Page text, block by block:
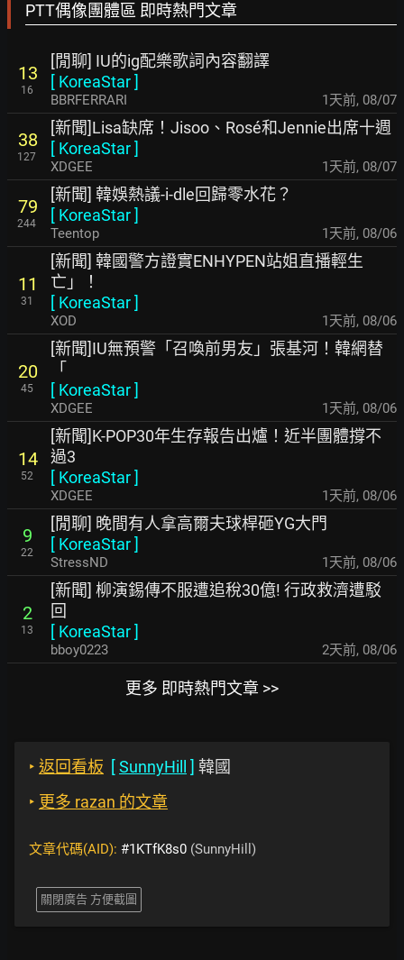
PTT偶像團體區 即時熱門文章
13
16
[閒聊] IU的ig配樂歌詞內容翻譯
[ KoreaStar]
BBRFERRARI 1天前, 08/07
38
127
[新聞]Lisa缺席！Jisoo、Rosé和Jennie出席十週
[ KoreaStar]
XDGEE 1天前, 08/07
79
244
[新聞] 韓娛熱議-i-dle回歸零水花？
[ KoreaStar]
Teentop 1天前, 08/06
11
31
[新聞] 韓國警方證實ENHYPEN站姐直播輕生
亡」！
[ KoreaStar]
XOD 1天前, 08/06
20
45
[新聞]IU無預警「召喚前男友」張基河！韓網替
「
[ KoreaStar]
XDGEE 1天前, 08/06
14
52
[新聞]K-POP30年生存報告出爐！近半團體撐不
過3
[ KoreaStar]
XDGEE 1天前, 08/06
9
22
[閒聊] 晚間有人拿高爾夫球桿砸YG大門
[ KoreaStar]
StressND 1天前, 08/06
2
13
[新聞] 柳演錫傳不服遭追稅30億! 行政救濟遭駁
回
[ KoreaStar]
bboy0223 2天前, 08/06
更多 即時熱門文章 >>
‣ 返回看板 [SunnyHill ] 韓國
‣ 更多 razan 的文章
文章代碼(AID): #1KTfK8s0 (SunnyHill)
關閉廣告 方便截圖